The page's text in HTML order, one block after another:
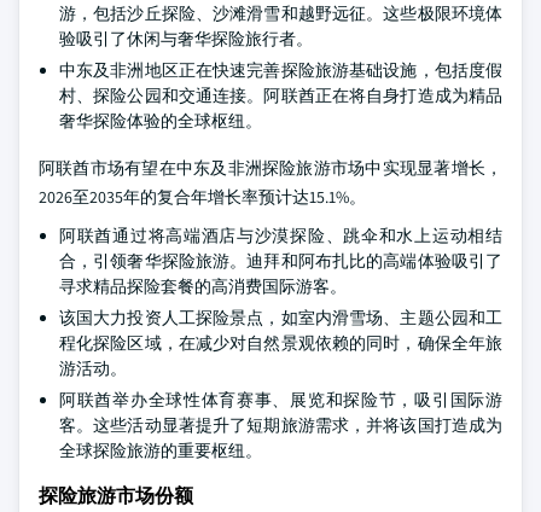
游，包括沙丘探险、沙滩滑雪和越野远征。这些极限环境体
验吸引了休闲与奢华探险旅行者。
中东及非洲地区正在快速完善探险旅游基础设施，包括度假
村、探险公园和交通连接。阿联酋正在将自身打造成为精品
奢华探险体验的全球枢纽。
阿联酋市场有望在中东及非洲探险旅游市场中实现显著增长，
2026至2035年的复合年增长率预计达15.1%。
阿联酋通过将高端酒店与沙漠探险、跳伞和水上运动相结
合，引领奢华探险旅游。迪拜和阿布扎比的高端体验吸引了
寻求精品探险套餐的高消费国际游客。
该国大力投资人工探险景点，如室内滑雪场、主题公园和工
程化探险区域，在减少对自然景观依赖的同时，确保全年旅
游活动。
阿联酋举办全球性体育赛事、展览和探险节，吸引国际游
客。这些活动显著提升了短期旅游需求，并将该国打造成为
全球探险旅游的重要枢纽。
探险旅游市场份额